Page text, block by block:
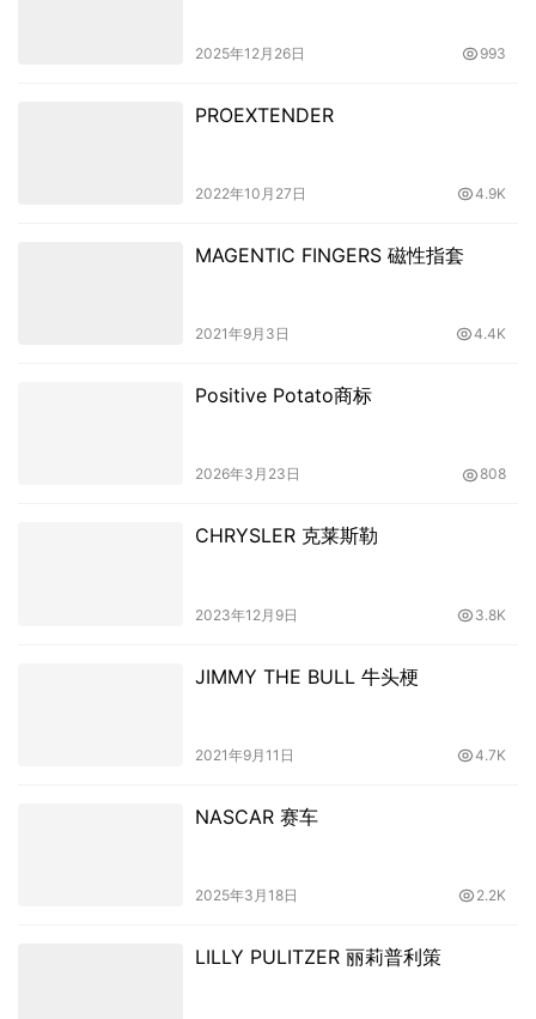
2025年12月26日 993
PROEXTENDER
2022年10月27日 4.9K
MAGENTIC FINGERS 磁性指套
2021年9月3日 4.4K
Positive Potato商标
2026年3月23日 808
CHRYSLER 克莱斯勒
2023年12月9日 3.8K
JIMMY THE BULL 牛头梗
2021年9月11日 4.7K
NASCAR 赛车
2025年3月18日 2.2K
LILLY PULITZER 丽莉普利策